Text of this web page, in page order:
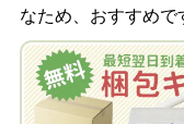
自宅でおもちゃを
なため、おすすめで